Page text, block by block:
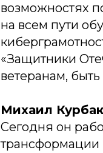
возможностях
на всем пути
«Защитники
ветеранам,
Михаил
Сегодня он
трансформации